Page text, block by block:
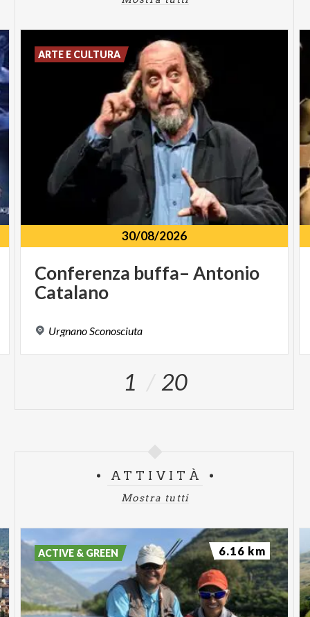
30/08/2026
Conferenza buffa– Antonio
Catalano
Urgnano Sconosciuta
ARTE E CULTURA
1 20
ATTIVITÀ
Mostra tutti
ACTIVE & GREEN 6.16 km